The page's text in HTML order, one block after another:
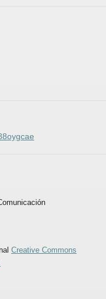
Creative Commons